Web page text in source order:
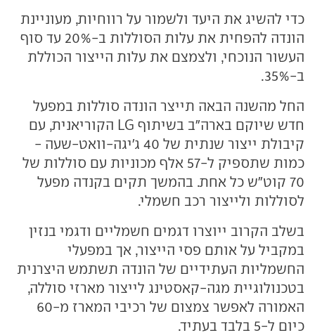
כדי להשיג את היעד ולשמור על רווחיות, מעוניינת
הונדה להפחית את עלות הסוללות ב-20% עד סוף
העשור הנוכחי, ולצמצם את עלות הייצור הכוללת
ב-35%.
החל מהשנה הבאה תייצר הונדה סוללות במפעל
חדש שיוקם בארה"ב בשיתוף LG הקוריאנית, עם
קיבולת ייצור שנתית של 40 ג'יגה-וואט-שעה -
כמות שתספיק ל-57 אלף מכוניות עם סוללות של
70 קוט"ש כל אחת. בהמשך תקים בקנדה מפעל
לסוללות ולייצור רכב חשמלי.
בשלב הקרוב ייוצרו דגמים חשמליים ודגמי בנזין
במקביל על אותם פסי הייצור, אך במפעלי
החשמליות העתידיים של הונדה תשתמש היצרנית
בטכנולוגיית מגה-קאסטינג לייצור מארזי סוללה,
האמורה לאפשר צמצום של רכיבי המארז מ-60
כיום ל-5 בלבד בעתיד.